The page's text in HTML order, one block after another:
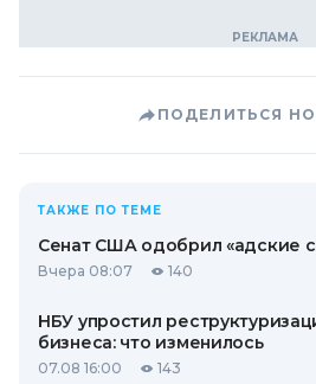
ПОДЕЛИТЬСЯ
ТАКЖЕ ПО ТЕМЕ
Сенат США одобрил «адские
Вчера 08:07 140
НБУ упростил
бизнеса: что изменилось
07.08 16:00 143